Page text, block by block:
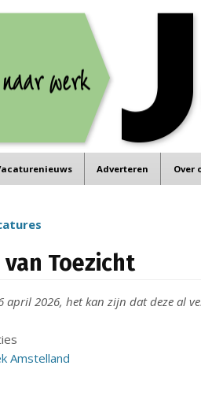
Adverteren Over
van Toezicht
april 2026, het kan zijn dat deze al
Amstelland